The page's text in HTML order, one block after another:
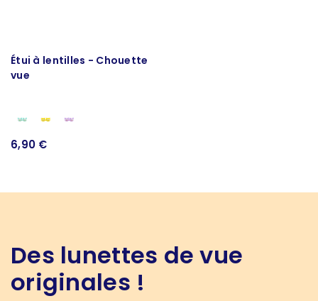
Étui à lentilles - Chouette
vue
6,90 €
Des lunettes de vue
originales !